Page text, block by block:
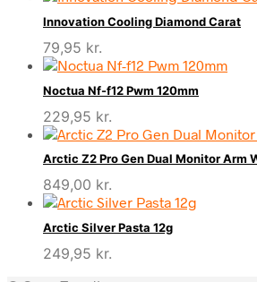
Innovation Cooling Diamond Carat
79,95 kr.
Noctua Nf-f12 Pwm 120mm
229,95 kr.
Arctic Z2 Pro Gen Dual Monitor Arm
849,00 kr.
Arctic Silver Pasta 12g
249,95 kr.